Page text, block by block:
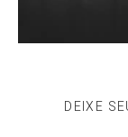
DEIXE